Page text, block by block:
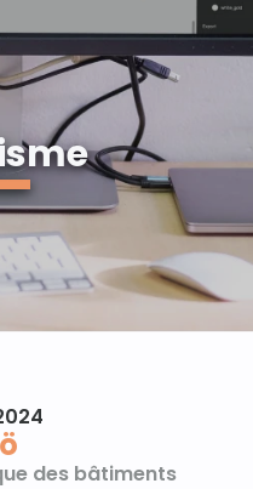
des bâtiments